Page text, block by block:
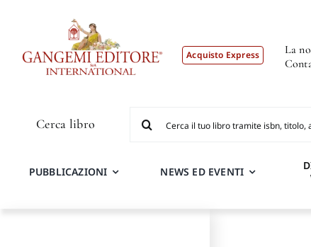
Acquisto Express
La
Cerca libro
per:
PUBBLICAZIONI NEWS ED EVENTI